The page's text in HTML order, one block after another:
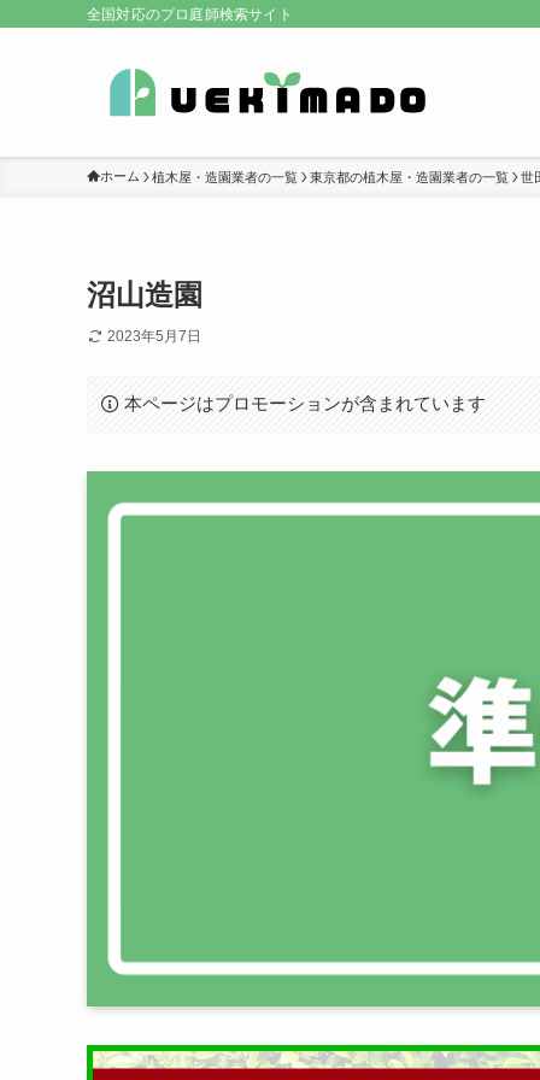
全国対応のプロ庭師検索サイト
ホーム 植木屋・造園業者の一覧 東京都の植木屋・造園業者の一覧 世
沼山造園
2023年5月7日
本ページはプロモーションが含まれています